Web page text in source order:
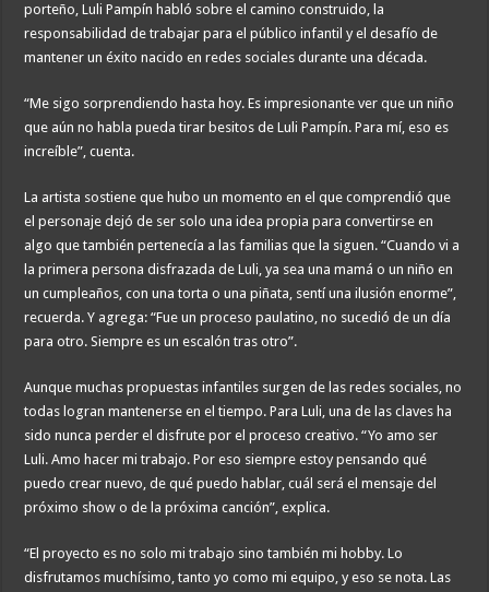
porteño, Luli Pampín habló sobre el camino construido, la
responsabilidad de trabajar para el público infantil y el desafío de
mantener un éxito nacido en redes sociales durante una década.
“Me sigo sorprendiendo hasta hoy. Es impresionante ver que un niño
que aún no habla pueda tirar besitos de Luli Pampín. Para mí, eso es
increíble”, cuenta.
La artista sostiene que hubo un momento en el que comprendió que
el personaje dejó de ser solo una idea propia para convertirse en
algo que también pertenecía a las familias que la siguen. “Cuando vi a
la primera persona disfrazada de Luli, ya sea una mamá o un niño en
un cumpleaños, con una torta o una piñata, sentí una ilusión enorme”,
recuerda. Y agrega: “Fue un proceso paulatino, no sucedió de un día
para otro. Siempre es un escalón tras otro”.
Aunque muchas propuestas infantiles surgen de las redes sociales, no
todas logran mantenerse en el tiempo. Para Luli, una de las claves ha
sido nunca perder el disfrute por el proceso creativo. “Yo amo ser
Luli. Amo hacer mi trabajo. Por eso siempre estoy pensando qué
puedo crear nuevo, de qué puedo hablar, cuál será el mensaje del
próximo show o de la próxima canción”, explica.
“El proyecto es no solo mi trabajo sino también mi hobby. Lo
disfrutamos muchísimo, tanto yo como mi equipo, y eso se nota. Las